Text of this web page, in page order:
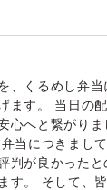
、くるめし弁当
ます。 当日の
心へと繋がり
当につきまし
判が良かったと
す。 そして、